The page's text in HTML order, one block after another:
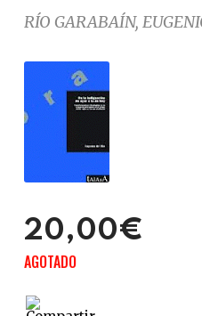
RÍO GARABAÍN,
20,00€
AGOTADO